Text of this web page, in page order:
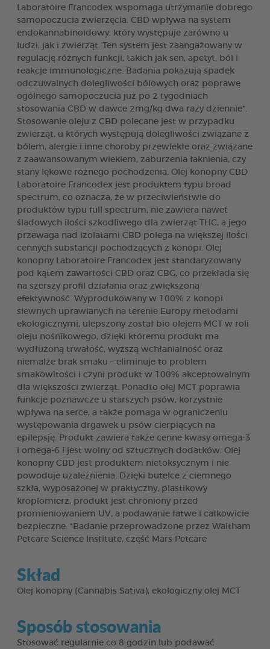
Laboratoire Francodex wspomaga utrzymanie dobrego
samopoczucia zwierzęcia. CBD wpływa na system
endokannabinoidowy, który występuje zarówno u
ludzi, jak i zwierząt. Ten system jest zaangażowany w
regulację różnych funkcji, takich jak sen, apetyt, ból i
reakcje immunologiczne. Badania pokazują spadek
odczuwalnych dolegliwości bólowych oraz poprawę
ogólnego samopoczucia już po 2 tygodniach
stosowania CBD w dawce 2mg/kg dwa razy dziennie*.
Stosowanie oleju z CBD polecane jest w przypadku
zwierząt, u których występują dolegliwości związane z
bólem, alergie i inne choroby przewlekłe oraz związane
z zaawansowanym wiekiem, zaburzenia łaknienia, czy
stany lękowe różnego pochodzenia. Olej konopny CBD
Laboratoire Francodex jest produktem typu broad
spectrum, co oznacza, że w przeciwieństwie do
produktów typu full spectrum, nie zawiera nawet
śladowych ilości szkodliwego dla zwierząt THC, a jego
przewaga nad izolatami CBD polega na większej ilości
cennych substancji pochodzących z konopi. Olej
konopny Laboratoire Francodex jest standaryzowany
pod kątem zawartości CBD oraz CBG, co przekłada się
na szerszy profil działania oraz zwiększoną
efektywność. Wyprodukowany w 100% z konopi
siewnych uprawianych na terenie Europy metodami
ekologicznymi, ulepszony został bio olejem MCT w roli
oleju nośnikowego, dzięki któremu produkt ma
wydłużoną trwałość, wyższą wchłanialność oraz
niemalże brak smaku – eliminuje to problem
smakowitości i czyni produkt w 100% akceptowalnym
dla większości zwierząt. Ponadto olej MCT poprawia
funkcje poznawcze u starszych psów, korzystnie
wpływa na serce, a także pomaga w ograniczeniu
występowania drgawek u psów cierpiących na
epilepsję. Produkt zawiera także cenne kwasy omega-3
i omega-6 i jest wolny od sztucznych dodatków. Olej
konopny CBD jest produktem nietoksycznym i nie
powoduje uzależnienia. Dzięki butelce z ciemnego
szkła, wyposażonej w praktyczny, plastikowy
kroplomierz, produkt jest chroniony przed
promieniowaniem UV, a podawanie łatwe i całkowicie
bezpieczne. *Badanie przeprowadzone przez Waltham
Petcare Science Institute, część Mars Petcare
Skład
Olej konopny (Cannabis Sativa), ekologiczny olej MCT
Sposób stosowania
Stosować regularnie co 8 godzin lub podawać